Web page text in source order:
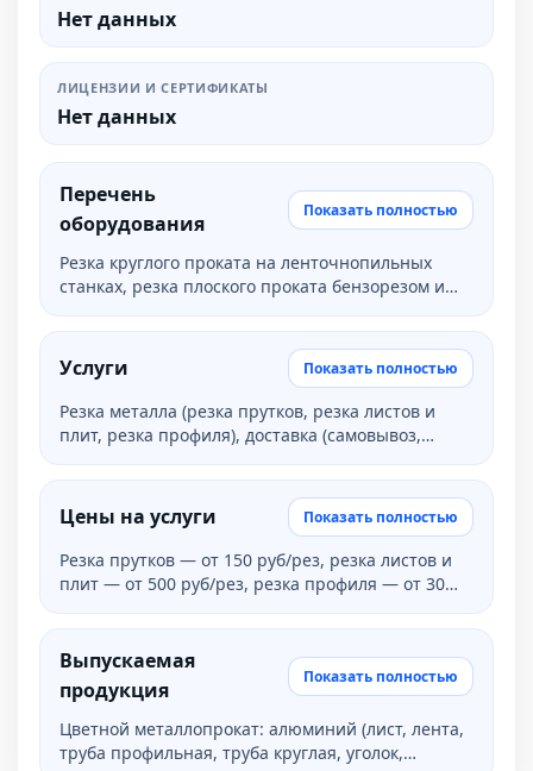
Нет данных
ЛИЦЕНЗИИ И СЕРТИФИКАТЫ
Нет данных
Перечень
оборудования
Показать полностью
Резка круглого проката на ленточнопильных
станках, резка плоского проката бензорезом и
кривизне), характеристики резки листов и плит:
материал — алюминий, медь и их сплавы,
ширина материала 10–1500 мм, длина 15–4000
мм, толщина 0,5–150 мм, точность 1 мм на 3 м
длины реза, ширина реза 3 мм.
Услуги Показать полностью
Резка металла (резка прутков, резка листов и
плит, резка профиля), доставка (самовывоз,
металлопроката.
Цены на услуги Показать полностью
Резка прутков — от 150 руб/рез, резка листов и
плит — от 500 руб/рез, резка профиля — от 30
мм — 4600 руб/шт, гофрокартон 1200×3000 мм —
270 руб/шт, ДВП 1220×2745×3,2 мм — 500 руб/шт.
Выпускаемая
продукция
Показать полностью
Цветной металлопрокат: алюминий (лист, лента,
труба профильная, труба круглая, уголок,